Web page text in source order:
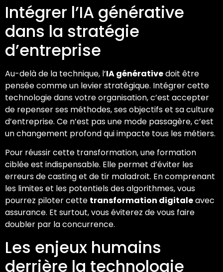
Intégrer l’IA générative
dans la stratégie
d’entreprise
Au-delà de la technique, l’IA générativedoit être
pensée comme un levier stratégique. Intégrer cette
technologie dans votre organisation, c’est accepter
de repenser ses méthodes, ses objectifs et sa culture
d’entreprise. Ce n’est pas une mode passagère, c’est
un changement profond qui impacte tous les métiers.
Pour réussir cette transformation, une formation
ciblée est indispensable. Elle permet d’éviter les
erreurs de casting et de tir maladroit. En comprenant
les limites et les potentiels des algorithmes, vous
pourrez piloter cette transformation digitaleavec
assurance. Et surtout, vous éviterez de vous faire
doubler par la concurrence.
Les enjeux humains
derrière la technologie